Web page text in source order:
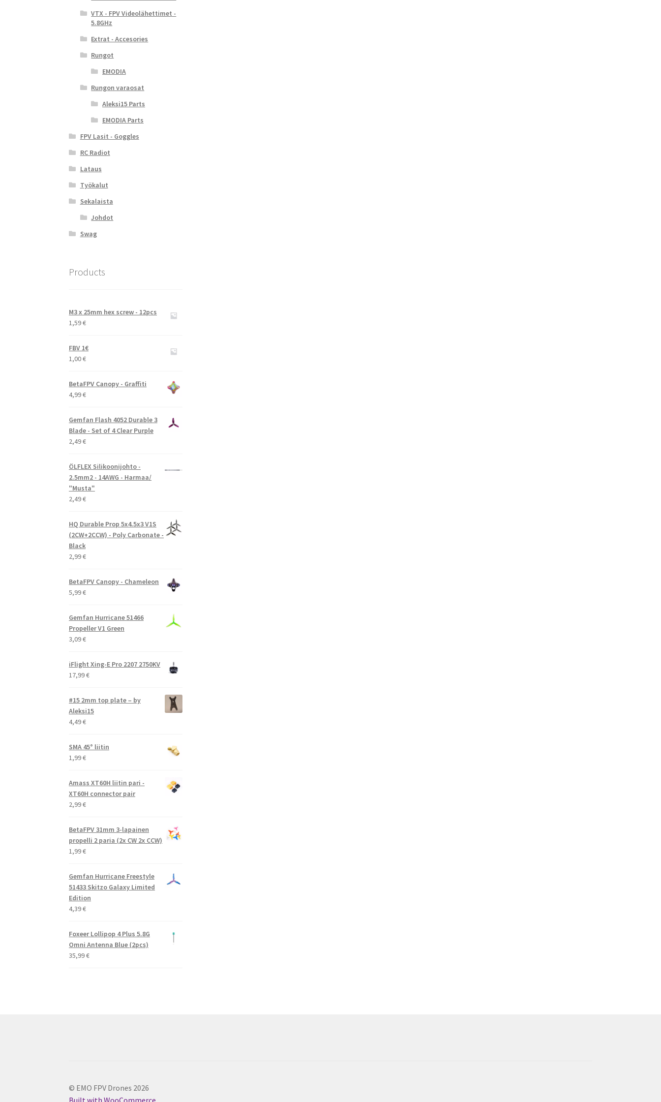
VTX - FPV Videolähettimet -
5.8GHz
Extrat - Accesories
Rungot
EMODIA
Rungon varaosat
Aleksi15 Parts
EMODIA Parts
FPV Lasit - Goggles
RC Radiot
Lataus
Työkalut
Sekalaista
Johdot
Swag
Products
M3 x 25mm hex screw - 12pcs
1,59€
FBV 1€
1,00€
BetaFPV Canopy - Graffiti
4,99€
Gemfan Flash 4052 Durable 3
Blade - Set of 4 Clear Purple
2,49€
ÖLFLEX Silikoonijohto -
2.5mm2 - 14AWG - Harmaa/
"Musta"
2,49€
HQ Durable Prop 5x4.5x3 V1S
(2CW+2CCW) - Poly Carbonate -
Black
2,99€
BetaFPV Canopy - Chameleon
5,99€
Gemfan Hurricane 51466
Propeller V1 Green
3,09€
iFlight Xing-E Pro 2207 2750KV
17,99€
#15 2mm top plate – by
Aleksi15
4,49€
SMA 45° liitin
1,99€
Amass XT60H liitin pari -
XT60H connector pair
2,99€
BetaFPV 31mm 3-lapainen
propelli 2 paria (2x CW 2x CCW)
1,99€
Gemfan Hurricane Freestyle
51433 Skitzo Galaxy Limited
Edition
4,39€
Foxeer Lollipop 4 Plus 5.8G
Omni Antenna Blue (2pcs)
35,99€
© EMO FPV Drones 2026
Built with WooCommerce